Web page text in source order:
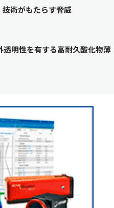
術がもたらす脅威
透明性を有する高耐久酸化物薄